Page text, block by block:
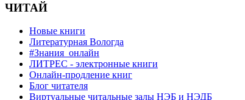
ЧИТАЙ
Новые книги
Литературная Вологда
#Знания_онлайн
ЛИТРЕС - электронные книги
Онлайн-продление книг
Блог читателя
Виртуальные читальные залы НЭБ и НЭДБ